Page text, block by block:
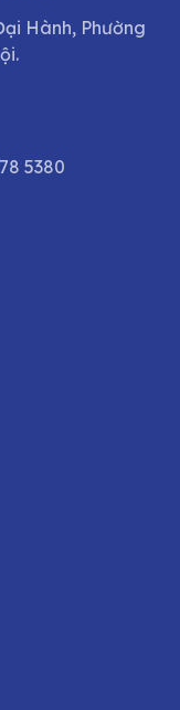
Hành, Phường
5380